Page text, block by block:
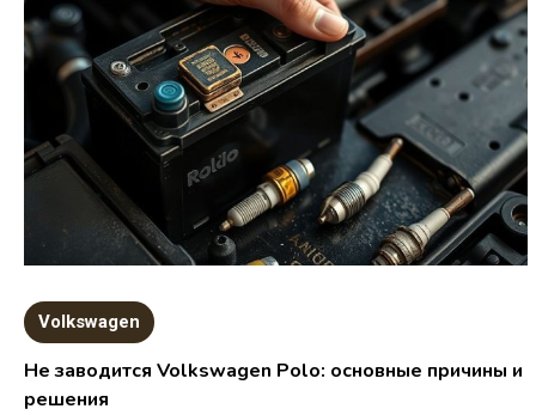
Volkswagen
Не заводится Volkswagen Polo: основные причины и
решения